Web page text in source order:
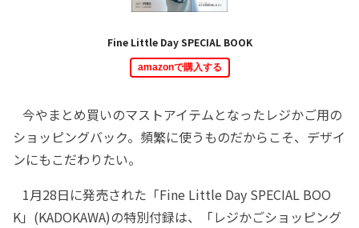
Fine Little Day SPECIAL BOOK
amazonで購入する
今やまとめ買いのマストアイテムとなったレジかご用の
ショッピングバック。頻繁に使うものだからこそ、デザイ
ンにもこだわりたい。
1月28日に発売された「Fine Little Day SPECIAL BOO
K」(KADOKAWA)の特別付録は、「レジかごショッピング